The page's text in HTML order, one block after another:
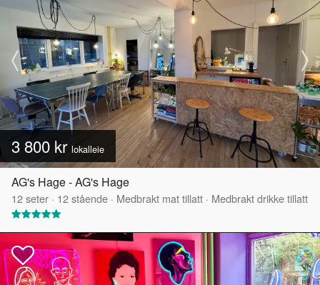
3 800 kr lokalleie
AG's Hage - AG's Hage
12seter · 12stående · Medbrakt mat tillatt · Medbrakt drikke tillatt